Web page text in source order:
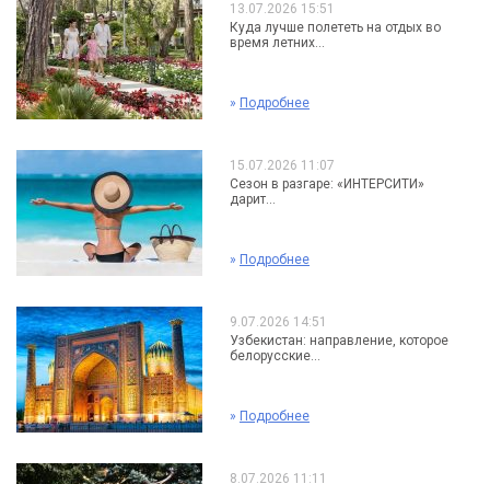
13.07.2026 15:51
Куда лучше полететь на отдых во
время летних...
» Подробнее
15.07.2026 11:07
Сезон в разгаре: «ИНТЕРСИТИ»
дарит...
» Подробнее
9.07.2026 14:51
Узбекистан: направление, которое
белорусские...
» Подробнее
8.07.2026 11:11